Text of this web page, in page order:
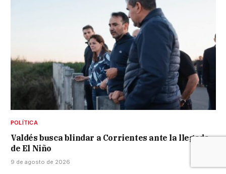
POLÍTICA
Valdés busca blindar a Corrientes ante la llegada
de El Niño
9 de agosto de 2026